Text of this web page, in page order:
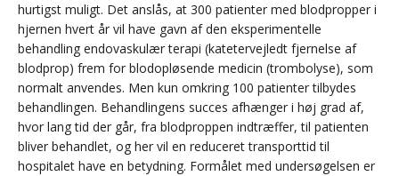
hurtigst muligt. Det anslås, at 300 patienter med blodpropper i
hjernen hvert år vil have gavn af den eksperimentelle
behandling endovaskulær terapi (katetervejledt fjernelse af
blodprop) frem for blodopløsende medicin (trombolyse), som
normalt anvendes. Men kun omkring 100 patienter tilbydes
behandlingen. Behandlingens succes afhænger i høj grad af,
hvor lang tid der går, fra blodproppen indtræffer, til patienten
bliver behandlet, og her vil en reduceret transporttid til
hospitalet have en betydning. Formålet med undersøgelsen er